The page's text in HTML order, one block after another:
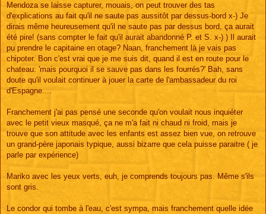
Mendoza se laisse capturer, mouais, on peut trouver des tas
d'explications au fait qu'il ne saute pas aussitôt par dessus-bord x-) Je
dirais même heureusement qu'il ne saute pas par dessus bord, ça aurait
été pire! (sans compter le fait qu'il aurait abandonné P. et S. x-) ) Il aurait
pu prendre le capitaine en otage? Naan, franchement là je vais pas
chipoter. Bon c'est vrai que je me suis dit, quand il est en route pour le
chateau: 'mais pourquoi il se sauve pas dans les fourrés?' Bah, sans
doute qu'il voulait continuer à jouer la carte de l'ambassadeur du roi
d'Espagne....
Franchement j'ai pas pensé une seconde qu'on voulait nous inquiéter
avec le petit vieux masqué, ça ne m'a fait ni chaud ni froid, mais je
trouve que son attitude avec les enfants est assez bien vue, on retrouve
un grand-père japonais typique, aussi bizarre que cela puisse paraitre ( je
parle par expérience)
Mariko avec les yeux verts, euh, je comprends toujours pas. Même s'ils
sont gris.
Le condor qui tombe à l'eau, c'est sympa, mais franchement quelle idée